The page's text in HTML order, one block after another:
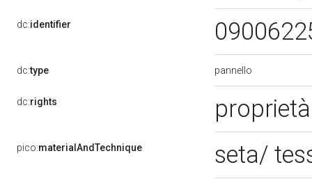
dc:identifier
dc:type pannello
dc:rights
pico:materialAndTechnique seta/